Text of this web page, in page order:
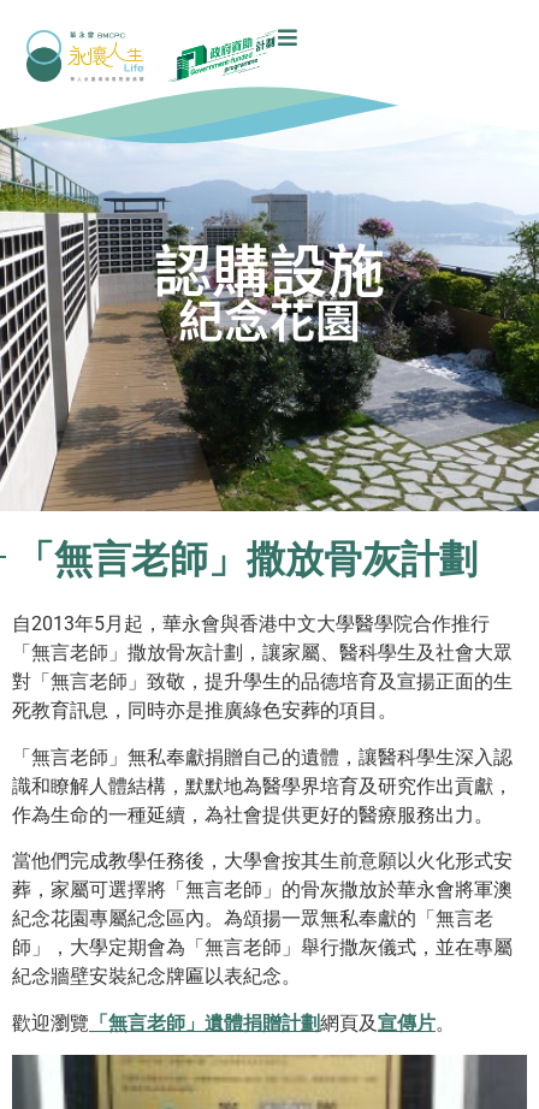
認購設施
紀念花園
「無言老師」撒放骨灰計劃
自2013年5月起，華永會與香港中文大學醫學院合作推行
「無言老師」撒放骨灰計劃，讓家屬、醫科學生及社會大眾
對「無言老師」致敬，提升學生的品德培育及宣揚正面的生
死教育訊息，同時亦是推廣綠色安葬的項目。
「無言老師」無私奉獻捐贈自己的遺體，讓醫科學生深入認
識和瞭解人體結構，默默地為醫學界培育及研究作出貢獻，
作為生命的一種延續，為社會提供更好的醫療服務出力。
當他們完成教學任務後，大學會按其生前意願以火化形式安
葬，家屬可選擇將「無言老師」的骨灰撒放於華永會將軍澳
紀念花園專屬紀念區內。為頌揚一眾無私奉獻的「無言老
師」，大學定期會為「無言老師」舉行撒灰儀式，並在專屬
紀念牆壁安裝紀念牌匾以表紀念。
歡迎瀏覽 「無言老師」遺體捐贈計劃網頁及宣傳片。